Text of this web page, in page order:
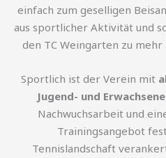
einfach zum geselligen
aus sportlicher Aktivität und
den TC Weingarten zu
Sportlich ist der Verein mit
Jugend- und
Nachwuchsarbeit und
Trainingsangebot
Tennislandschaft